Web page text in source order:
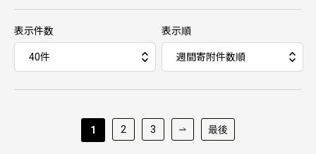
表示件数 表示順
1 2 3 最後